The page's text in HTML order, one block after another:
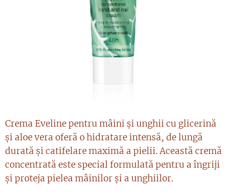
Crema Eveline pentru mâini și unghii cu glicerină
și aloe vera oferă o hidratare intensă, de lungă
durată și catifelare maximă a pielii. Această cremă
concentrată este special formulată pentru a îngriji
și proteja pielea mâinilor și a unghiilor.